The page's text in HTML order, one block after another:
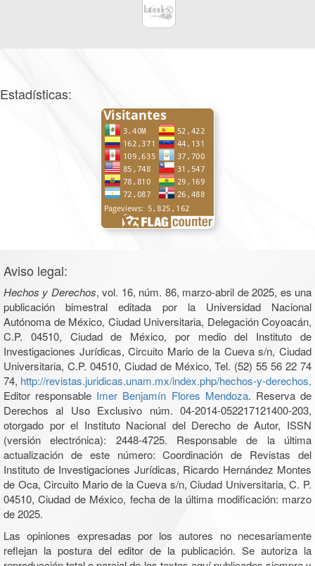
Estadísticas:
Aviso legal:
Hechos y Derechos, vol. 16, núm. 86, marzo-abril de 2025, es una
publicación bimestral editada por la Universidad Nacional
Autónoma de México, Ciudad Universitaria, Delegación Coyoacán,
C.P. 04510, Ciudad de México, por medio del Instituto de
Investigaciones Jurídicas, Circuito Mario de la Cueva s/n, Ciudad
Universitaria, C.P. 04510, Ciudad de México, Tel. (52) 55 56 22 74
74, http://revistas.juridicas.unam.mx/index.php/hechos-y-derechos.
Editor responsable Imer Benjamín Flores Mendoza. Reserva de
Derechos al Uso Exclusivo núm. 04-2014-052217121400-203,
otorgado por el Instituto Nacional del Derecho de Autor, ISSN
(versión electrónica): 2448-4725. Responsable de la última
actualización de este número: Coordinación de Revistas del
Instituto de Investigaciones Jurídicas, Ricardo Hernández Montes
de Oca, Circuito Mario de la Cueva s/n, Ciudad Universitaria, C. P.
04510, Ciudad de México, fecha de la última modificación: marzo
de 2025.
Las opiniones expresadas por los autores no necesariamente
reflejan la postura del editor de la publicación. Se autoriza la